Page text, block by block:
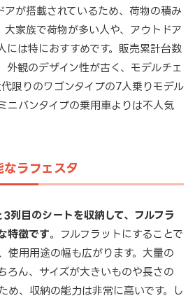
アが搭載されているため、荷物の積み
大家族で荷物が多い人や、アウトドア
には特におすすめです。販売累計台数
外観のデザイン性が古く、モデルチェ
限りのワゴンタイプの7人乗りモデル
ニバンタイプの乗用車よりは不人気
ラフェスタ
列目のシートを収納して、フルフラ
特徴です。フルフラットにすることで
使用用途の幅も広がります。大量の
ろん、サイズが大きいものや長さの
め、収納の能力は非常に高いです。し